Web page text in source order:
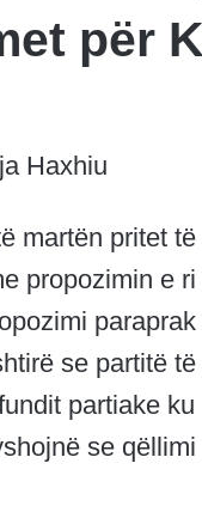
për
Haxhiu
martën pritet
propozimin e
se partitë
partiake
se